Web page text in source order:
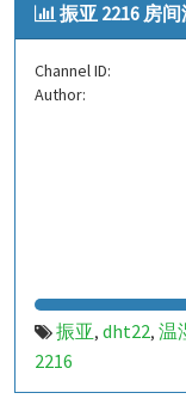
振亚 2216 房
Channel ID:
Author:
振亚, dht22, 温
2216